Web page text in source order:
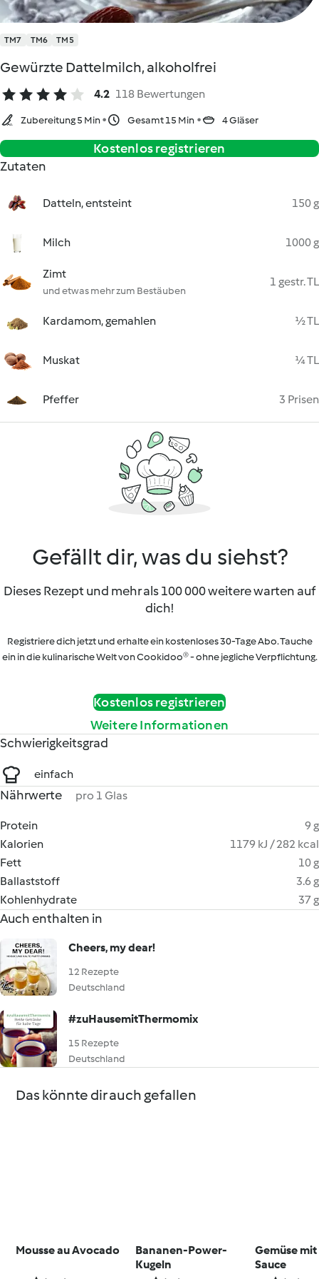
TM7 TM6 TM5
Gewürzte Dattelmilch, alkoholfrei
4.2 118 Bewertungen
Zubereitung 5 Min Gesamt 15 Min 4 Gläser
Kostenlos registrieren
Zutaten
Datteln, entsteint 150 g
Milch 1000 g
Zimt
und etwas mehr zum Bestäuben
1 gestr. TL
Kardamom, gemahlen ½ TL
Muskat ¼ TL
Pfeffer 3 Prisen
Gefällt dir, was du siehst?
Dieses Rezept und mehr als 100 000 weitere warten auf
dich!
Registriere dich jetzt und erhalte ein kostenloses 30-Tage Abo. Tauche
ein in die kulinarische Welt von Cookidoo® - ohne jegliche Verpflichtung.
Kostenlos registrieren
Weitere Informationen
Schwierigkeitsgrad
einfach
Nährwerte pro 1 Glas
Protein
9 g
Kalorien
1179 kJ / 282 kcal
Fett
10 g
Ballaststoff
3.6 g
Kohlenhydrate
37 g
Auch enthalten in
Cheers, my dear!
12 Rezepte
Deutschland
#zuHausemitThermomix
15 Rezepte
Deutschland
Das könnte dir auch gefallen
Mousse au Avocado
Bananen-Power-
Kugeln
Gemüse
Sauce